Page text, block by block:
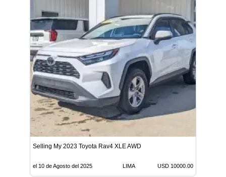
Selling My 2023 Toyota Rav4 XLE AWD
el 10 de Agosto del 2025 LIMA USD 10000.00